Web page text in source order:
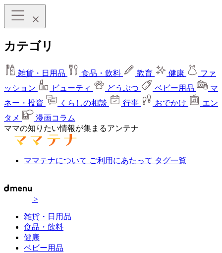
カテゴリ
雑貨・日用品 食品・飲料 教育 健康
ファ
ッション
ビューティ どうぶつ ベビー用品
マ
ネー・投資
くらしの相談 行事 おでかけ
エン
タメ
漫画コラム
ママの知りたい情報が集まるアンテナ
ママテナについて ご利用にあたって タグ一覧
>
雑貨・日用品
食品・飲料
健康
ベビー用品